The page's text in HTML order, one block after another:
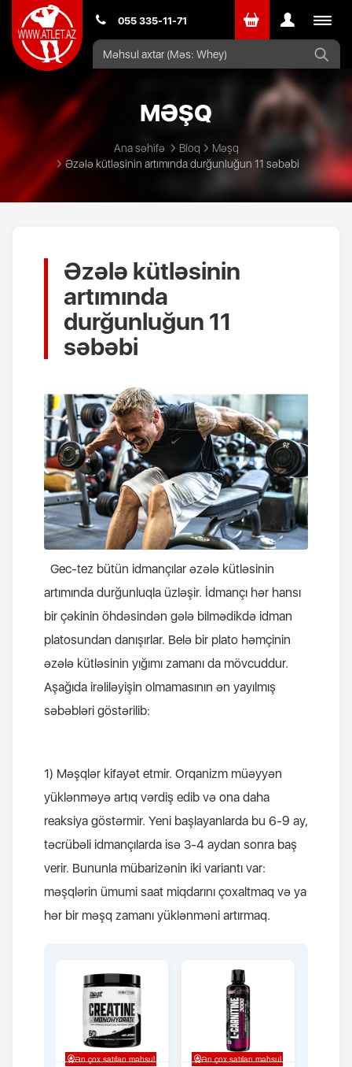
055 335-11-71
Toggle
MƏŞQ
Ana səhifə Bloq
Məşq
Əzələ kütləsinin artımında durğunluğun 11 səbəbi
Əzələ kütləsinin
artımında
durğunluğun 11
səbəbi
Gec-tez bütün idmançılar əzələ kütləsinin
artımında durğunluqla üzləşir. İdmançı hər hansı
bir çəkinin öhdəsindən gələ bilmədikdə idman
platosundan danışırlar. Belə bir plato həmçinin
əzələ kütləsinin yığımı zamanı da mövcuddur.
Aşağıda irəliləyişin olmamasının ən yayılmış
səbəbləri göstərilib:
1) Məşqlər kifayət etmir. Orqanizm müəyyən
yüklənməyə artıq vərdiş edib və ona daha
reaksiya göstərmir. Yeni başlayanlarda bu 6-9 ay,
təcrübəli idmançılarda isə 3-4 aydan sonra baş
verir. Bununla mübarizənin iki variantı var:
məşqlərin ümumi saat miqdarını çoxaltmaq və ya
hər bir məşq zamanı yüklənməni artırmaq.